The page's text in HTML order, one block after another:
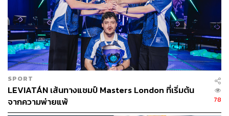
SPORT
LEVIATÁN เส้นทางแชมป์ Masters London ที่เริ่มต้น
จากความพ่ายแพ้
78